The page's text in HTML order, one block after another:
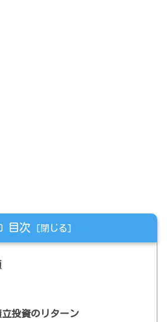
目次
投資のリターン